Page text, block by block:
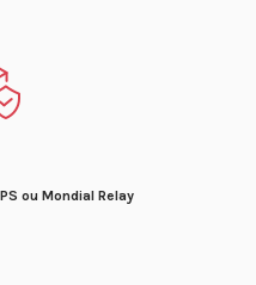
ou Mondial Relay